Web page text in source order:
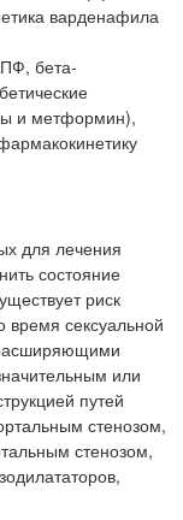
варденафила
бета-
и метформин),
для лечения
состояние
риск
время сексуальной
или
путей
стенозом,
стенозом,